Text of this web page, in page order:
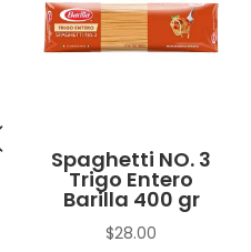
Spaghetti NO. 3
Trigo Entero
Barilla 400 gr
$28.00